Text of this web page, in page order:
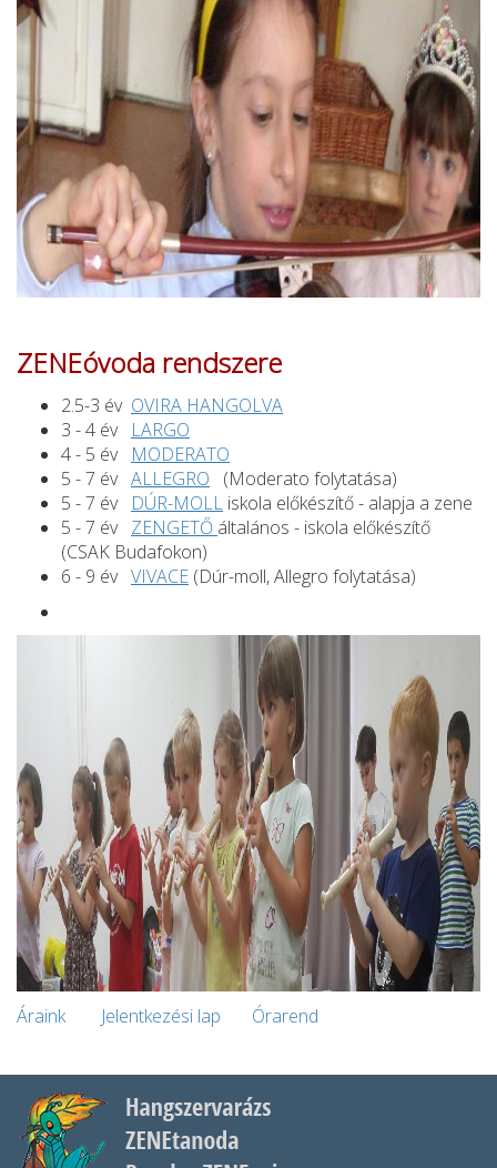
ZENEóvoda rendszere
2.5-3 év OVIRA HANGOLVA
3 - 4 év LARGO
4 - 5 év MODERATO
5 - 7 év ALLEGRO
(Moderato folytatása)
5 - 7 év DÚR-MOLL iskola előkészítő - alapja a zene
5 - 7 év ZENGETŐ általános - iskola előkészítő
(CSAK Budafokon)
6 - 9 év VIVACE (Dúr-moll, Allegro folytatása)
Áraink Jelentkezési lap Órarend